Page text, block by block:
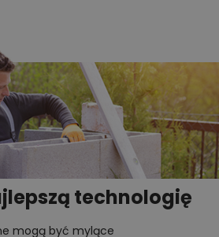
technologię
mogą być mylące